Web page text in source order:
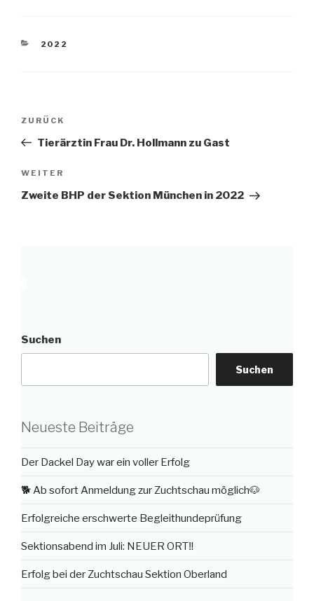
KATEGORIEN
2022
Beitragsnavigation
Vorheriger
Beitrag
ZURÜCK
Tierärztin Frau Dr. Hollmann zu Gast
Nächster
Beitrag
WEITER
Zweite BHP der Sektion München in 2022
Suchen
Suchen
Neueste Beiträge
Der Dackel Day war ein voller Erfolg
🐕 Ab sofort Anmeldung zur Zuchtschau möglich🐶
Erfolgreiche erschwerte Begleithundeprüfung
Sektionsabend im Juli: NEUER ORT‼️
Erfolg bei der Zuchtschau Sektion Oberland